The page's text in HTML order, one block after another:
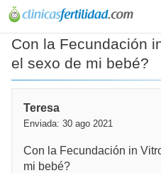
Con la Fecundación
el sexo de mi bebé?
Teresa
Enviada: 30 ago 2021
Con la Fecundación in
mi bebé?